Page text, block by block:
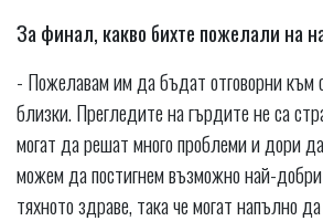
За финал, какво бихте пожелали на
- Пожелавам им да бъдат отговорни към
близки. Прегледите на гърдите не са
могат да решат много проблеми и дори
можем да постигнем възможно най-
тяхното здраве, така че могат напълно